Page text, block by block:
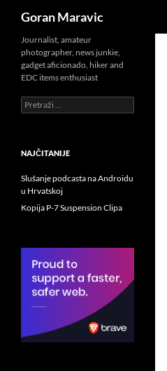
Skoči
sadržaja
Goran Maravic
Journalist, amateur
photographer, news junkie,
gadget aficionado, hiker and
EDC items enthusiast
Pretraži:
NAJČITANIJE
Slušanje podcasta na Androidu
u Hrvatskoj
Kopija P-7 Suspension Clipa